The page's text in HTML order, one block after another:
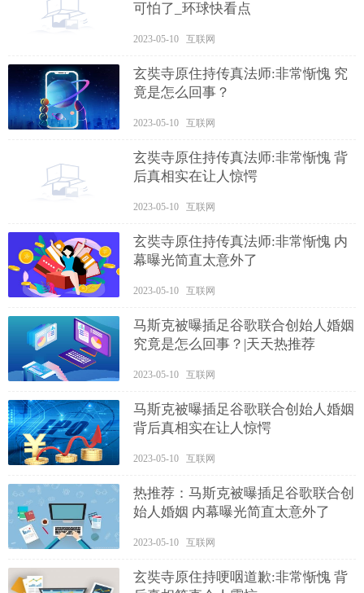
可怕了_环球快看点
2023-05-10 互联网
玄奘寺原住持传真法师:非常惭愧 究
竟是怎么回事？
2023-05-10 互联网
玄奘寺原住持传真法师:非常惭愧 背
后真相实在让人惊愕
2023-05-10 互联网
玄奘寺原住持传真法师:非常惭愧 内
幕曝光简直太意外了
2023-05-10 互联网
马斯克被曝插足谷歌联合创始人婚姻
究竟是怎么回事？|天天热推荐
2023-05-10 互联网
马斯克被曝插足谷歌联合创始人婚姻
背后真相实在让人惊愕
2023-05-10 互联网
热推荐：马斯克被曝插足谷歌联合创
始人婚姻 内幕曝光简直太意外了
2023-05-10 互联网
玄奘寺原住持哽咽道歉:非常惭愧 背